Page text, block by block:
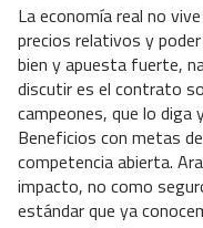
La economía real no
precios relativos y
bien y apuesta fuerte,
discutir es el contrato
campeones, que lo diga
Beneficios con metas
competencia abierta.
impacto, no como
estándar que ya